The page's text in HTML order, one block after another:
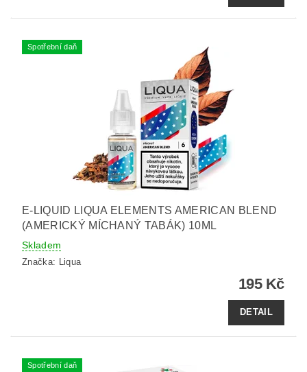
Spotřební daň
E-LIQUID LIQUA ELEMENTS AMERICAN BLEND
(AMERICKÝ MÍCHANÝ TABÁK) 10ML
Skladem
Značka: Liqua
195 Kč
DETAIL
Spotřební daň